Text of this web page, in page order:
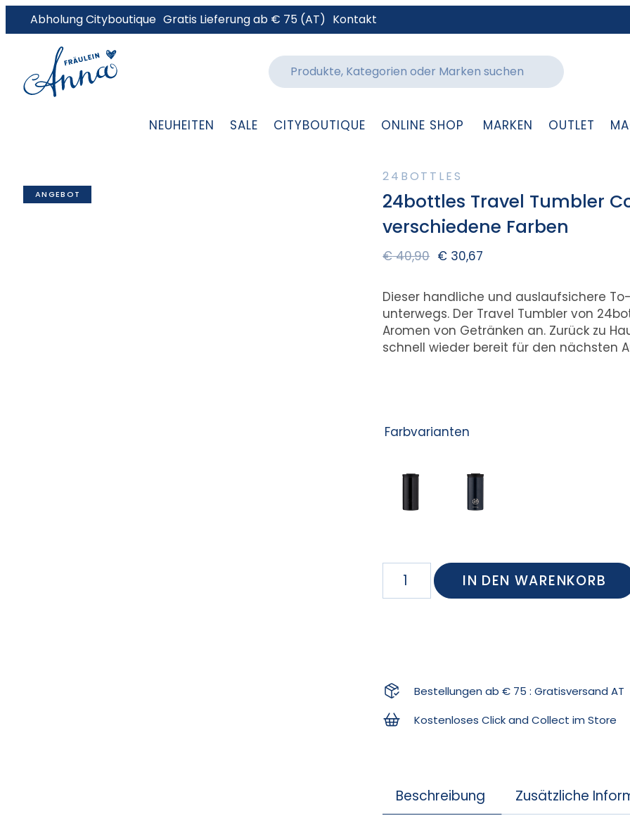
Abholung Cityboutique Gratis Lieferung ab € 75 (AT) Kontakt
NEUHEITEN SALE CITYBOUTIQUE ONLINE SHOP MARKEN OUTLET
ANGEBOT
24BOTTLES
24bottles Travel Tumbler
verschiedene Farben
€40,90 € 30,67
Dieser handliche und auslaufsichere
unterwegs. Der Travel Tumbler von
Aromen von Getränken an. Zurück zu
schnell wieder bereit für den nächsten
Farbvarianten
IN DEN WARENKORB
Bestellungen ab € 75 : Gratisversand AT
Kostenloses Click and Collect im Store
Beschreibung Zusätzliche